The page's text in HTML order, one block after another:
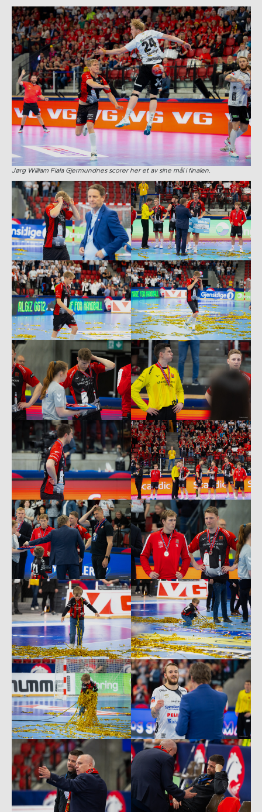
Jørg William Fiala Gjermundnes scorer her et av sine mål i finalen.